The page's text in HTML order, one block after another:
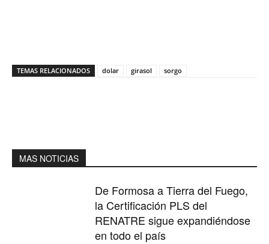
TEMAS RELACIONADOS dolar girasol sorgo
MAS NOTICIAS
De Formosa a Tierra del Fuego,
la Certificación PLS del
RENATRE sigue expandiéndose
en todo el país